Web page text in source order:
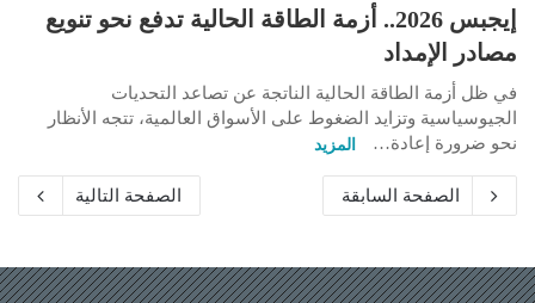
إيجبس 2026.. أزمة الطاقة الحالية تدفع نحو تنويع
مصادر الإمداد
في ظل أزمة الطاقة الحالية الناتجة عن تصاعد التحديات
الجيوسياسية وتزايد الضغوط على الأسواق العالمية، تتجه الأنظار
نحو ضرورة إعادة…
المزيد
الصفحة السابقة الصفحة التالية